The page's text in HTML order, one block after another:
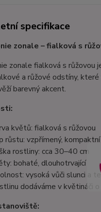
specifikace
zonale – fialková s
zonale fialková s růžovou
a růžové odstíny,
barevný akcent.
květů: fialková s růžovou
růstu: vzpřímený, kompaktní
rostliny: cca 30–40 cm
bohaté, dlouhotrvající
vysoká vůči slunci a
dodáváme v květináči